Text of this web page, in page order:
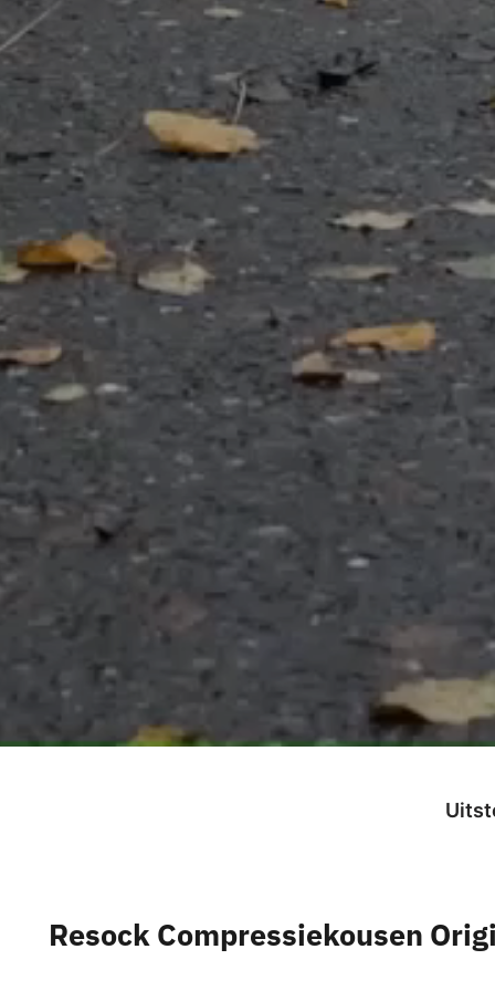
Resock Compressiekousen